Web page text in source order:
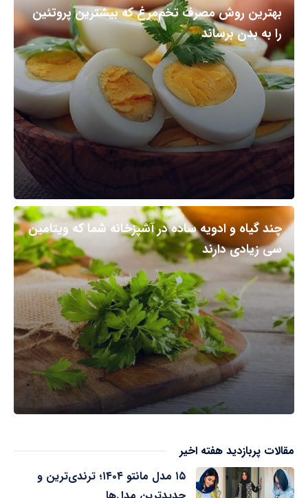
بهترین روش مصرف تخم‌مرغ که بیشترین پروتئین
را به بدن برساند
چند گیاه و ادویه ساده در آشپزخانه شما که ویتامین
سی زیادی دارند
مقالات پربازدید هفته اخیر
۱۵ مدل مانتو ۱۴۰۴؛ ترندی‌ترین و